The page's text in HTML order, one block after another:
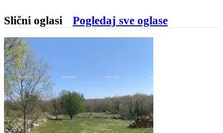
Slični oglasi Pogledaj sve oglase